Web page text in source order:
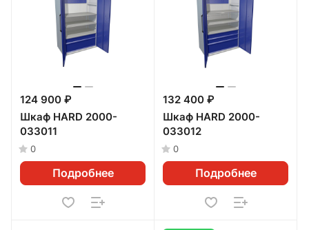
124 900 ₽
Шкаф HARD 2000-
033011
0
Подробнее
132 400 ₽
Шкаф HARD 2000-
033012
0
Подробнее